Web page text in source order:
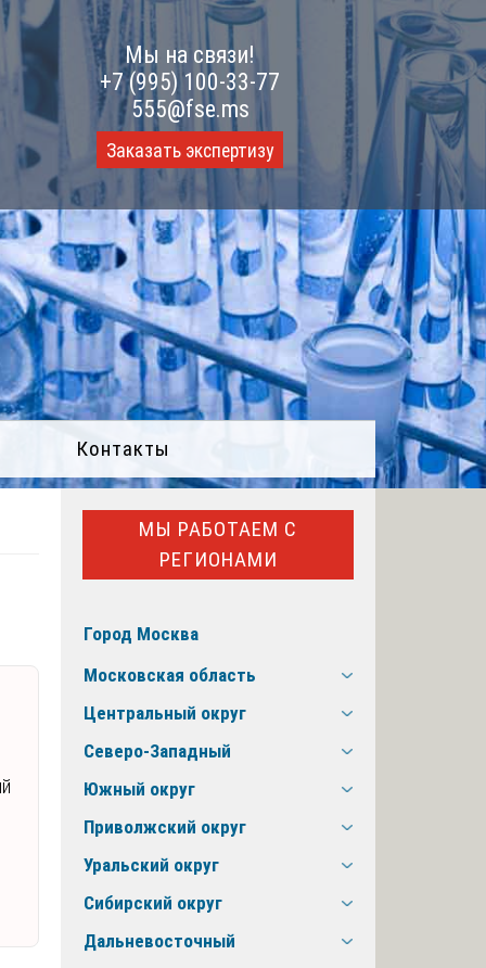
Мы на связи!
+7 (995) 100-33-77
555@fse.ms
Заказать экспертизу
Контакты
МЫ РАБОТАЕМ С
РЕГИОНАМИ
Город Москва
Московская область
Центральный округ
Северо-Западный
Южный округ
Приволжский округ
Уральский округ
Сибирский округ
Дальневосточный